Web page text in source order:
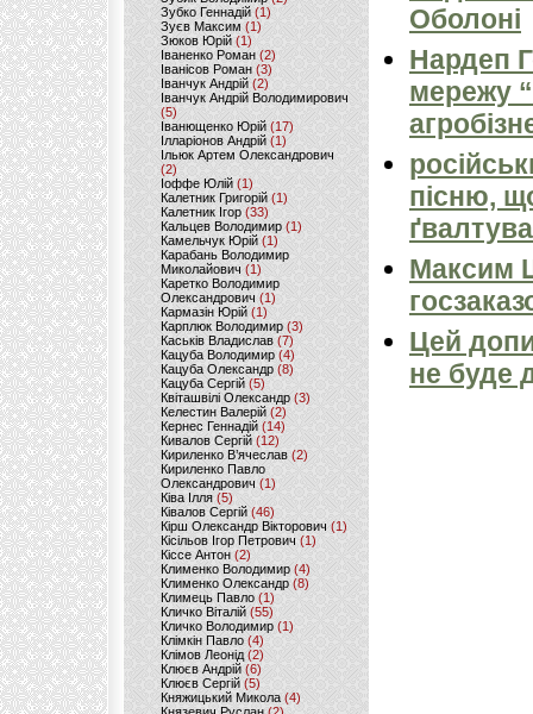
Зубко Геннадій (1)
Зуєв Максим(1)
Зюков Юрій (1)
Іваненко Роман (2)
Іванісов Роман (3)
Іванчук Андрій(2)
Іванчук Андрій Володимирович
(5)
Іванющенко Юрій (17)
Ілларіонов Андрій (1)
Ільюк Артем Олександрович
(2)
Іоффе Юлій (1)
Калетник Григорій(1)
Калетник Ігор (33)
Кальцев Володимир(1)
Камельчук Юрій (1)
Карабань Володимир
Миколайович (1)
Каретко Володимир
Олександрович (1)
Кармазін Юрій(1)
Карплюк Володимир(3)
Каськів Владислав (7)
Кацуба Володимир (4)
Кацуба Олександр (8)
Кацуба Сергій (5)
Квіташвілі Олександр(3)
Келестин Валерій(2)
Кернес Геннадій (14)
Кивалов Сергій (12)
Кириленко В’ячеслав (2)
Кириленко Павло
Олександрович (1)
Ківа Ілля (5)
Ківалов Сергій(46)
Кірш Олександр Вікторович (1)
Кісільов Ігор Петрович (1)
Кіссе Антон (2)
Клименко Володимир(4)
Клименко Олександр (8)
Климець Павло (1)
Кличко Віталій(55)
Кличко Володимир (1)
Клімкін Павло (4)
Клімов Леонід(2)
Клюєв Андрій(6)
Клюєв Сергій (5)
Княжицький Микола(4)
Оболоні
Нардеп
мережу
пісню,
Максим
Цей
не буде